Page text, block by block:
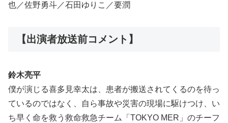
也／佐野勇斗／石田ゆりこ／要潤
【出演者放送前コメント】
鈴木亮平
僕が演じる喜多見幸太は、患者が搬送されてくるのを待っ
ているのではなく、自ら事故や災害の現場に駆けつけ、い
ち早く命を救う救命救急チーム「TOKYO MER」のチーフ